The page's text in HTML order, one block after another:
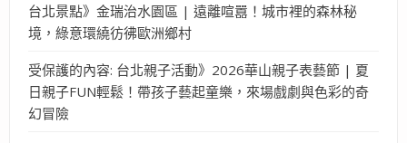
台北景點》金瑞治水園區 | 遠離喧囂！城市裡的森林秘
境，綠意環繞彷彿歐洲鄉村
受保護的內容: 台北親子活動》2026華山親子表藝節 | 夏
日親子FUN輕鬆！帶孩子藝起童樂，來場戲劇與色彩的奇
幻冒險